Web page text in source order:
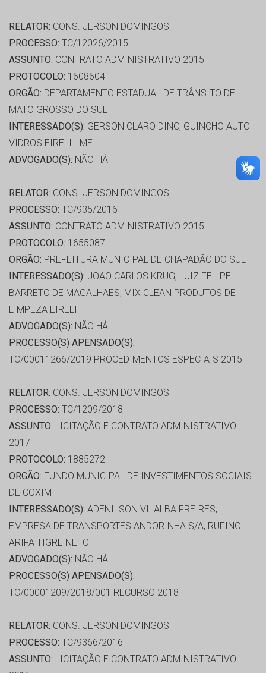
RELATOR: CONS. JERSON DOMINGOS
PROCESSO: TC/12026/2015
ASSUNTO: CONTRATO ADMINISTRATIVO 2015
PROTOCOLO: 1608604
ORGÃO: DEPARTAMENTO ESTADUAL DE TRÂNSITO DE
MATO GROSSO DO SUL
INTERESSADO(S): GERSON CLARO DINO, GUINCHO AUTO
VIDROS EIRELI - ME
ADVOGADO(S): NÃO HÁ
RELATOR: CONS. JERSON DOMINGOS
PROCESSO: TC/935/2016
ASSUNTO: CONTRATO ADMINISTRATIVO 2015
PROTOCOLO: 1655087
ORGÃO: PREFEITURA MUNICIPAL DE CHAPADÃO DO SUL
INTERESSADO(S): JOAO CARLOS KRUG, LUIZ FELIPE
BARRETO DE MAGALHAES, MIX CLEAN PRODUTOS DE
LIMPEZA EIRELI
ADVOGADO(S): NÃO HÁ
PROCESSO(S) APENSADO(S):
TC/00011266/2019 PROCEDIMENTOS ESPECIAIS 2015
RELATOR: CONS. JERSON DOMINGOS
PROCESSO: TC/1209/2018
ASSUNTO: LICITAÇÃO E CONTRATO ADMINISTRATIVO
2017
PROTOCOLO: 1885272
ORGÃO: FUNDO MUNICIPAL DE INVESTIMENTOS SOCIAIS
DE COXIM
INTERESSADO(S): ADENILSON VILALBA FREIRES,
EMPRESA DE TRANSPORTES ANDORINHA S/A, RUFINO
ARIFA TIGRE NETO
ADVOGADO(S): NÃO HÁ
PROCESSO(S) APENSADO(S):
TC/00001209/2018/001 RECURSO 2018
RELATOR: CONS. JERSON DOMINGOS
PROCESSO: TC/9366/2016
ASSUNTO: LICITAÇÃO E CONTRATO ADMINISTRATIVO